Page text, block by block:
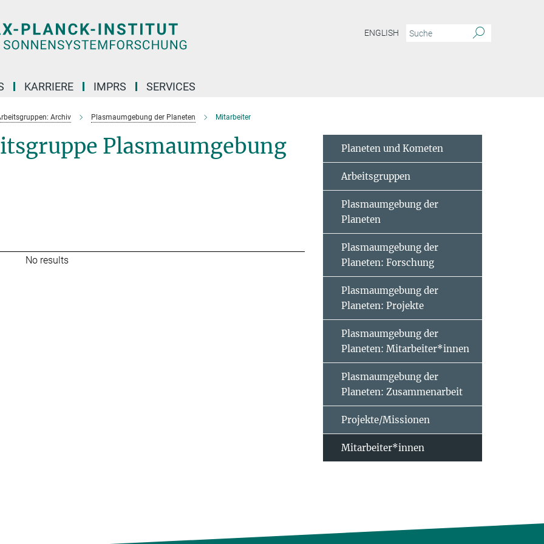
ENGLISH
KARRIERE IMPRS SERVICES
Archiv Plasmaumgebung der Planeten Mitarbeiter
Plasmaumgebung
No results
Planeten und Kometen
Arbeitsgruppen
Plasmaumgebung der
Planeten
Plasmaumgebung der
Planeten: Forschung
Plasmaumgebung der
Planeten: Projekte
Plasmaumgebung der
Planeten: Mitarbeiter*innen
Plasmaumgebung der
Planeten: Zusammenarbeit
Projekte/Missionen
Mitarbeiter*innen